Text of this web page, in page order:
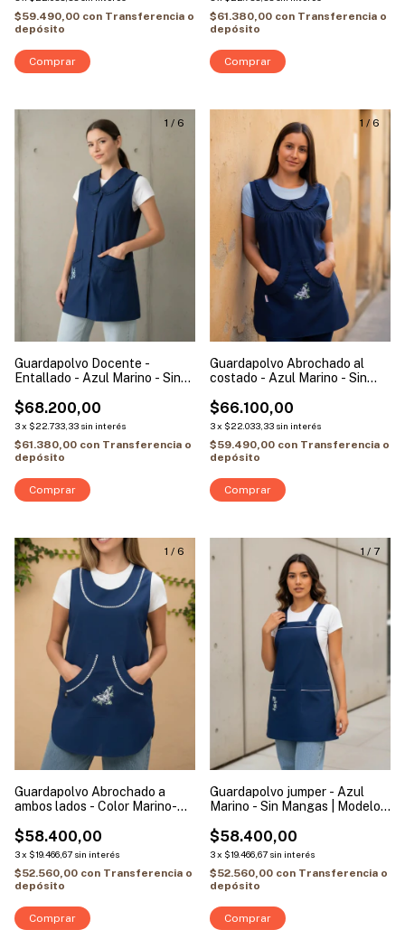
$59.490,00 con Transferencia o
depósito
Comprar
$61.380,00 con Transferencia o
depósito
Comprar
1 / 6
Guardapolvo Docente -
Entallado - Azul Marino - Sin
$68.200,00
3x $22.733,33 sin interés
$61.380,00 con Transferencia o
depósito
Comprar
1 / 6
Guardapolvo Abrochado al
costado - Azul Marino - Sin
Clásica
$66.100,00
3x $22.033,33 sin interés
$59.490,00 con Transferencia o
depósito
Comprar
1 / 6
Guardapolvo Abrochado a
ambos lados - Color Marino-
$58.400,00
3x $19.466,67 sin interés
$52.560,00 con Transferencia o
depósito
Comprar
1 / 7
Guardapolvo jumper - Azul
Marino - Sin Mangas | Modelo
$58.400,00
3x $19.466,67 sin interés
$52.560,00 con Transferencia o
depósito
Comprar